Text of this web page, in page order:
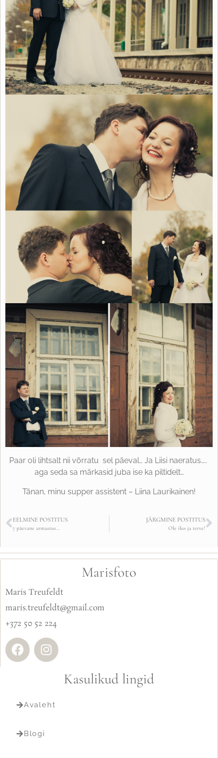
Paar oli lihtsalt nii võrratu sel päeval… Ja Liisi naeratus…..
aga seda sa märkasid juba ise ka piltidelt…
Tänan, minu supper assistent – Liina Laurikainen!
EELMINE POSTITUS
7 päevane armastus…
JÄRGMINE POSTITUS
Ole ilus ja terve!
Marisfoto
Maris Treufeldt
maris.treufeldt@gmail.com
+372 50 52 224
Kasulikud lingid
Avaleht
Blogi